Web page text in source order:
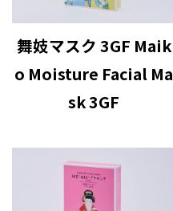
舞妓マスク 3GF Maik
o Moisture Facial Ma
sk 3GF